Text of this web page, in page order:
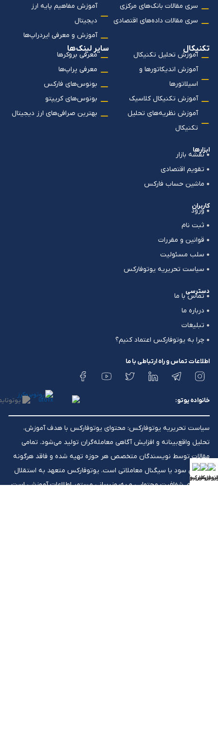
سری مقالات بانک‌های مرکزی
سری مقالات داده‌های اقتصادی
آموزش مفاهیم پایه ارز
دیجیتال
آموزش و معرفی ایردراپ‌ها
تکنیکال
آموزش تحلیل تکنیکال
آموزش اندیکاتورها و
اسیلاتورها
آموزش تکنیکال کلاسیک
آموزش نظریه‌های تحلیل
تکنیکال
سایر لینک‌ها
معرفی بروکرها
معرفی پراپ‌ها
بونوس‌های فارکس
بونوس‌های کریپتو
بهترین صرافی‌های ارز دیجیتال
ابزارها
نقشه بازار
تقویم اقتصادی
ماشین حساب فارکس
کاربران
ورود
ثبت نام
قوانین و مقررات
سلب مسئولیت
سیاست تحریریه یوتوفارکس
دسترسی
تماس با ما
درباره ما
تبلیغات
چرا به یوتوفارکس اعتماد کنیم؟
اطلاعات تماس و راه ارتباطی با ما
خانواده یوتو:
سیاست تحریریه یوتوفارکس: محتوای یوتوفارکس با هدف آموزش،
تحلیل واقع‌بینانه و افزایش آگاهی معامله‌گران تولید می‌شود. تمامی
مقالات توسط نویسندگان متخصص هر حوزه تهیه شده و فاقد هرگونه
تضمین سود یا سیگنال معاملاتی است. یوتوفارکس متعهد به استقلال
تحریریه، شفافیت محتوایی و به‌روزرسانی مستمر اطلاعات آموزشی است.
فارکس
فارکس
بررسی بروکرها